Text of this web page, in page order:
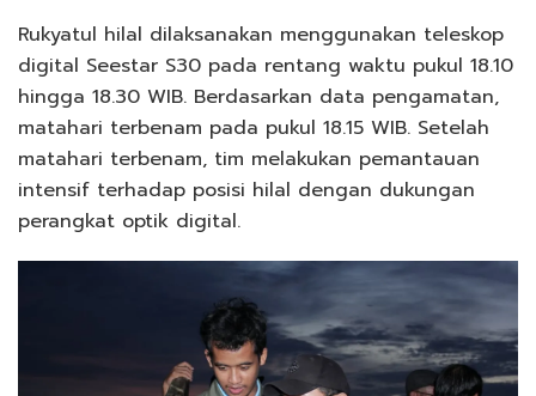
Rukyatul hilal dilaksanakan menggunakan teleskop
digital Seestar S30 pada rentang waktu pukul 18.10
hingga 18.30 WIB. Berdasarkan data pengamatan,
matahari terbenam pada pukul 18.15 WIB. Setelah
matahari terbenam, tim melakukan pemantauan
intensif terhadap posisi hilal dengan dukungan
perangkat optik digital.